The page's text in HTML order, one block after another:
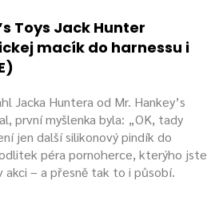
Toys Jack Hunter
macík do harnessu i
Jacka Huntera od Mr. Hankey’s
první myšlenka byla: „OK, tady
jen další silikonový pindík do
péra pornoherce, kterýho jste
akci – a přesně tak to i působí.